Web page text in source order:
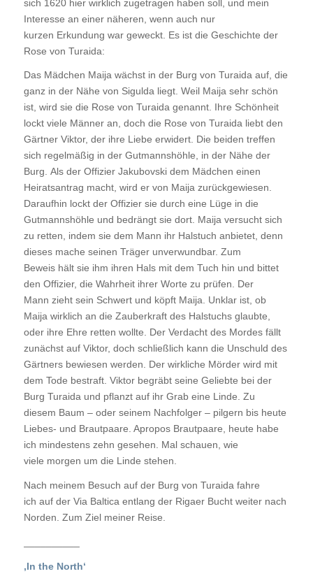
sich 1620 hier wirklich zugetragen haben soll, und mein
Interesse an einer näheren, wenn auch nur
kurzen Erkundung war geweckt. Es ist die Geschichte der
Rose von Turaida:
Das Mädchen Maija wächst in der Burg von Turaida auf, die
ganz in der Nähe von Sigulda liegt. Weil Maija sehr schön
ist, wird sie die Rose von Turaida genannt. Ihre Schönheit
lockt viele Männer an, doch die Rose von Turaida liebt den
Gärtner Viktor, der ihre Liebe erwidert. Die beiden treffen
sich regelmäßig in der Gutmannshöhle, in der Nähe der
Burg. Als der Offizier Jakubovski dem Mädchen einen
Heiratsantrag macht, wird er von Maija zurückgewiesen.
Daraufhin lockt der Offizier sie durch eine Lüge in die
Gutmannshöhle und bedrängt sie dort. Maija versucht sich
zu retten, indem sie dem Mann ihr Halstuch anbietet, denn
dieses mache seinen Träger unverwundbar. Zum
Beweis hält sie ihm ihren Hals mit dem Tuch hin und bittet
den Offizier, die Wahrheit ihrer Worte zu prüfen. Der
Mann zieht sein Schwert und köpft Maija. Unklar ist, ob
Maija wirklich an die Zauberkraft des Halstuchs glaubte,
oder ihre Ehre retten wollte. Der Verdacht des Mordes fällt
zunächst auf Viktor, doch schließlich kann die Unschuld des
Gärtners bewiesen werden. Der wirkliche Mörder wird mit
dem Tode bestraft. Viktor begräbt seine Geliebte bei der
Burg Turaida und pflanzt auf ihr Grab eine Linde. Zu
diesem Baum – oder seinem Nachfolger – pilgern bis heute
Liebes- und Brautpaare. Apropos Brautpaare, heute habe
ich mindestens zehn gesehen. Mal schauen, wie
viele morgen um die Linde stehen.
Nach meinem Besuch auf der Burg von Turaida fahre
ich auf der Via Baltica entlang der Rigaer Bucht weiter nach
Norden. Zum Ziel meiner Reise.
‚In the North‘